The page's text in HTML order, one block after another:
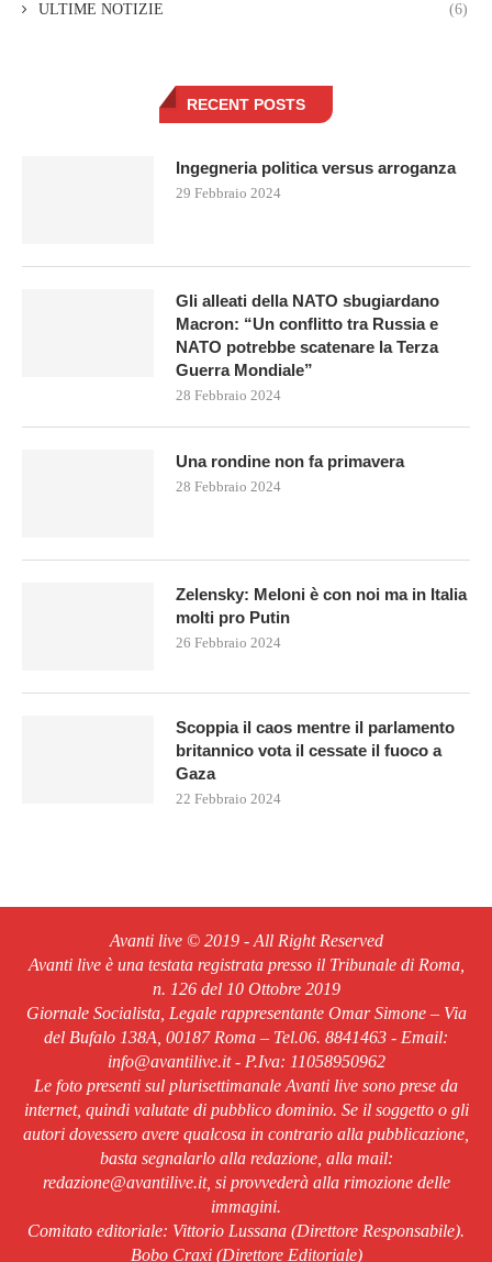
ULTIME NOTIZIE (6)
RECENT POSTS
Ingegneria politica versus arroganza
29 Febbraio 2024
Gli alleati della NATO sbugiardano
Macron: “Un conflitto tra Russia e
NATO potrebbe scatenare la Terza
Guerra Mondiale”
28 Febbraio 2024
Una rondine non fa primavera
28 Febbraio 2024
Zelensky: Meloni è con noi ma in Italia
molti pro Putin
26 Febbraio 2024
Scoppia il caos mentre il parlamento
britannico vota il cessate il fuoco a
Gaza
22 Febbraio 2024
Avanti live © 2019 - All Right Reserved
Avanti live è una testata registrata presso il Tribunale di Roma,
n. 126 del 10 Ottobre 2019
Giornale Socialista, Legale rappresentante Omar Simone – Via
del Bufalo 138A, 00187 Roma – Tel.06. 8841463 - Email:
info@avantilive.it - P.Iva: 11058950962
Le foto presenti sul plurisettimanale Avanti live sono prese da
internet, quindi valutate di pubblico dominio. Se il soggetto o gli
autori dovessero avere qualcosa in contrario alla pubblicazione,
basta segnalarlo alla redazione, alla mail:
redazione@avantilive.it, si provvederà alla rimozione delle
immagini.
Comitato editoriale: Vittorio Lussana (Direttore Responsabile).
Bobo Craxi (Direttore Editoriale)